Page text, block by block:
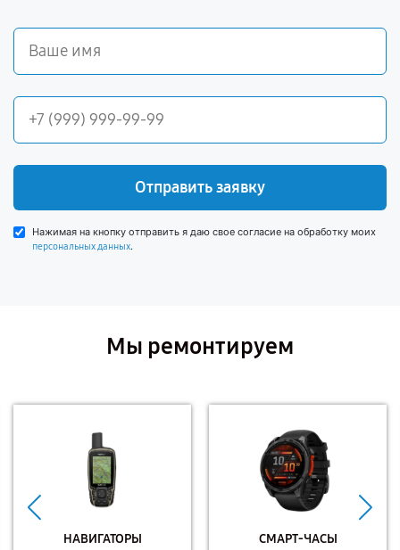
Отправить заявку
Нажимая на кнопку отправить я даю свое согласие на обработку моих
персональных данных.
Мы ремонтируем
НАВИГАТОРЫ СМАРТ-ЧАСЫ